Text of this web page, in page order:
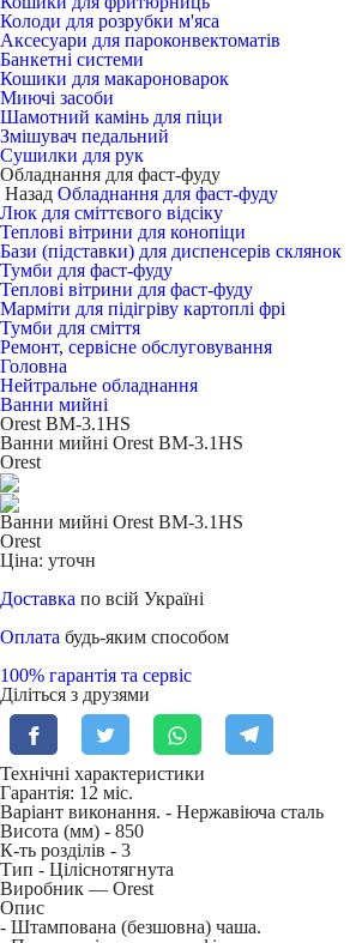
Колоди для розрубки м'яса
Аксесуари для пароконвектоматів
Банкетні системи
Кошики для макароноварок
Миючі засоби
Шамотний камінь для піци
Змішувач педальний
Сушилки для рук
Обладнання для фаст-фуду
Назад Обладнання для фаст-фуду
Люк для сміттєвого відсіку
Теплові вітрини для конопіци
Бази (підставки) для диспенсерів склянок
Тумби для фаст-фуду
Теплові вітрини для фаст-фуду
Марміти для підігріву картоплі фрі
Тумби для сміття
Ремонт, сервісне обслуговування
Головна
Нейтральне обладнання
Ванни мийні
Orest BM-3.1HS
Ванни мийні Orest BM-3.1HS
Orest
Ванни мийні Orest BM-3.1HS
Orest
Ціна: уточн
Доставка по всій Україні
Оплата будь-яким способом
100% гарантія та сервіс
Діліться з друзями
Технічні характеристики
Гарантія: 12 міс.
Варіант виконання. - Нержавіюча сталь
Висота (мм) - 850
К-ть розділів - 3
Тип - Ціліснотягнута
Виробник — Orest
Опис
- Штампована (безшовна) чаша.